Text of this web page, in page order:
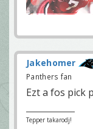
Jakehomer
Panthers fan
Ezt a fos pick
Tepper takarodj!